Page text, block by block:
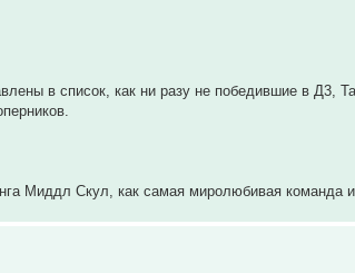
в список, как ни разу не победившие в Д3,
Миддл Скул, как самая миролюбивая команда